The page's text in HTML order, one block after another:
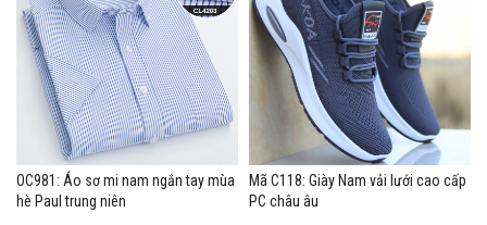
OC981: Áo sơ mi nam ngắn tay mùa
hè Paul trung niên
Mã C118: Giày Nam vải lưới cao cấp
PC châu âu